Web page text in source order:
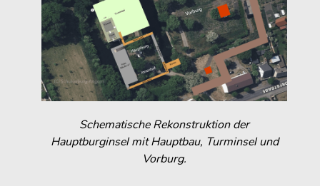
Schematische Rekonstruktion der
Hauptburginsel mit Hauptbau, Turminsel und
Vorburg.